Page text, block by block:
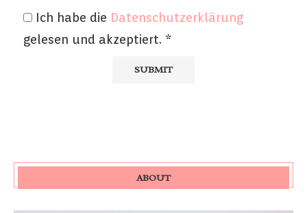
Ich habe die Datenschutzerklärung
gelesen und akzeptiert. *
ABOUT